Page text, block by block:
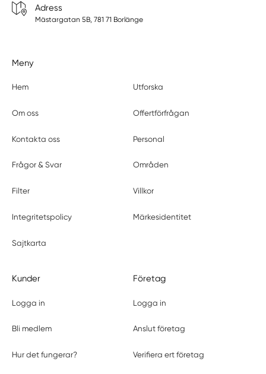
Adress
Mästargatan 5B, 781 71 Borlänge
Meny
Hem Utforska
Om oss Offertförfrågan
Kontakta oss Personal
Frågor & Svar Områden
Filter Villkor
Integritetspolicy Märkesidentitet
Sajtkarta
Kunder
Logga in
Bli medlem
Hur det fungerar?
Företag
Logga in
Anslut företag
Verifiera ert företag